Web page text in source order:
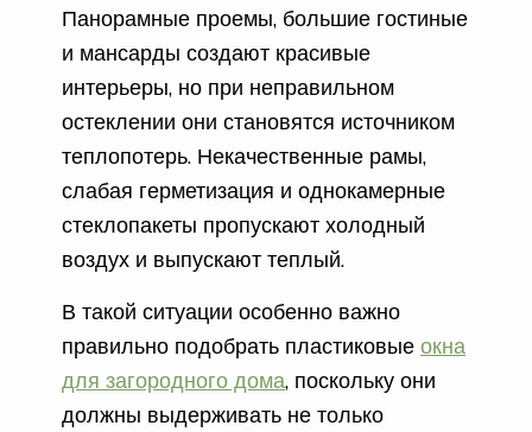
Панорамные проемы, большие гостиные
и мансарды создают красивые
интерьеры, но при неправильном
остеклении они становятся источником
теплопотерь. Некачественные рамы,
слабая герметизация и однокамерные
стеклопакеты пропускают холодный
воздух и выпускают теплый.
В такой ситуации особенно важно
правильно подобрать пластиковые окна
для загородного дома, поскольку они
должны выдерживать не только